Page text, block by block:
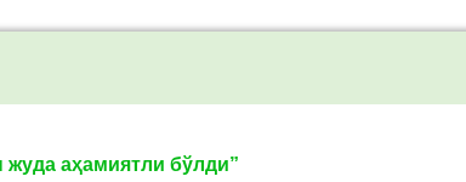
жуда аҳамиятли бўлди”